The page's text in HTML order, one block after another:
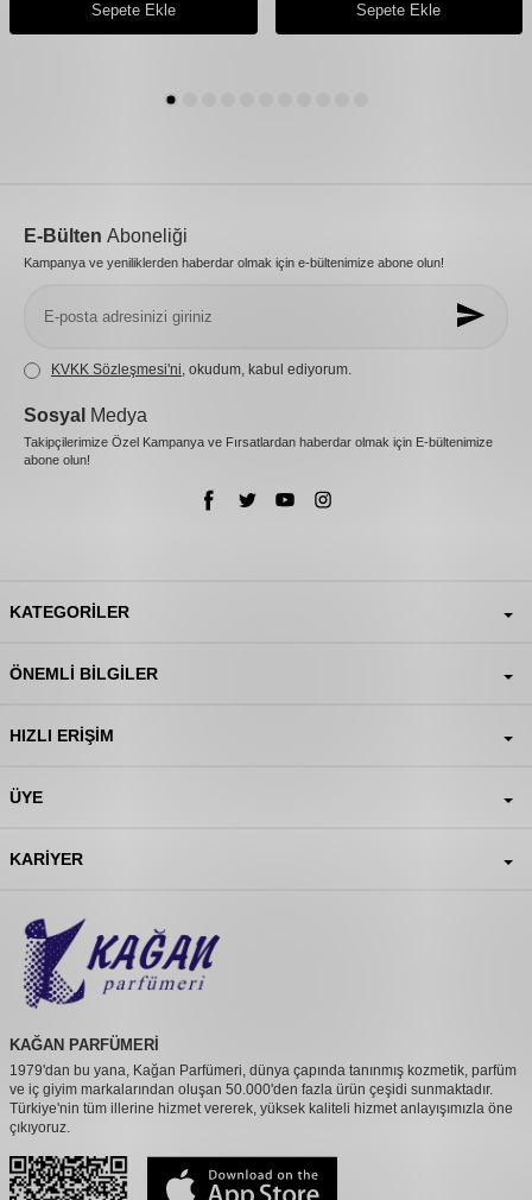
Sepete Ekle Sepete Ekle
E-Bülten Aboneliği
Kampanya ve yeniliklerden haberdar olmak için e-bültenimize abone olun!
KVKK Sözleşmesi'ni , okudum, kabul ediyorum.
Sosyal Medya
Takipçilerimize Özel Kampanya ve Fırsatlardan haberdar olmak için E-bültenimize
abone olun!
KATEGORILER
ÖNEMLI BILGILER
HIZLI ERIŞIM
ÜYE
KARIYER
KAĞAN PARFÜMERİ
1979'dan bu yana, Kağan Parfümeri, dünya çapında tanınmış kozmetik, parfüm
ve iç giyim markalarından oluşan 50.000'den fazla ürün çeşidi sunmaktadır.
Türkiye'nin tüm illerine hizmet vererek, yüksek kaliteli hizmet anlayışımızla öne
çıkıyoruz.